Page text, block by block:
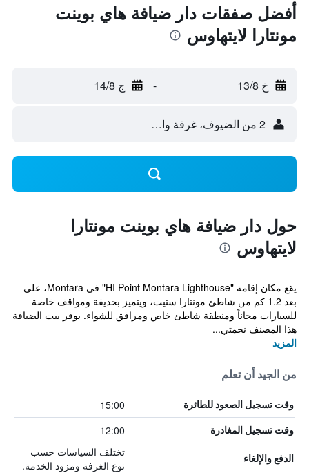
أفضل صفقات دار ضيافة هاي بوينت
مونتارا لايتهاوس
خ 13/8 - ج 14/8
2 من الضيوف، غرفة واحدة
حول دار ضيافة هاي بوينت مونتارا
لايتهاوس
يقع مكان إقامة "HI Point Montara Lighthouse" في Montara، على
بعد 1.2 كم من شاطئ مونتارا ستيت، ويتميز بحديقة ومواقف خاصة
للسيارات مجاناً ومنطقة شاطئ خاص ومرافق للشواء. يوفر بيت الضيافة
هذا المصنف نجمتي...
المزيد
من الجيد أن تعلم
وقت تسجيل الصعود للطائرة 15:00
وقت تسجيل المغادرة 12:00
الدفع والإلغاء
تختلف السياسات حسب
نوع الغرفة ومزود الخدمة.